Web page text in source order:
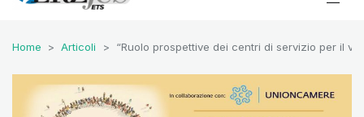
Home Articoli “Ruolo prospettive dei centri di servizio per il